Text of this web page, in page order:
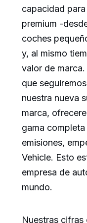
capacidad
premium -
coches
y, al mismo
valor de
que
nuestra nueva
marca,
gama
emisiones,
Vehicle. Esto
empresa de
mundo.
Nuestras cifras